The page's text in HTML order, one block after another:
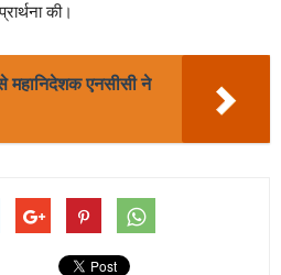
की।
महानिदेशक एनसीसी ने